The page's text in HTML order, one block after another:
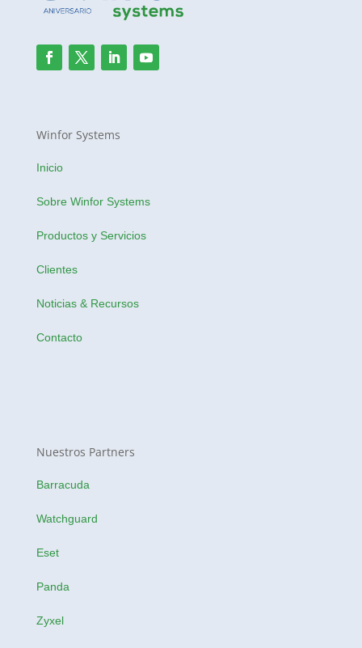
Winfor Systems
Inicio
Sobre Winfor Systems
Productos y Servicios
Clientes
Noticias & Recursos
Contacto
Nuestros Partners
Barracuda
Watchguard
Eset
Panda
Zyxel